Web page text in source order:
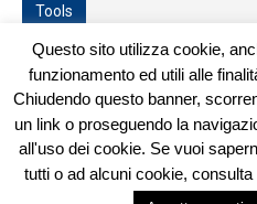
Tools
Mappa del sito
Privacy e Cookie
Questo sito utilizza cookie,
funzionamento ed utili alle
Chiudendo questo banner,
un link o proseguendo la
all'uso dei cookie. Se vuoi
tutti o ad alcuni cookie,